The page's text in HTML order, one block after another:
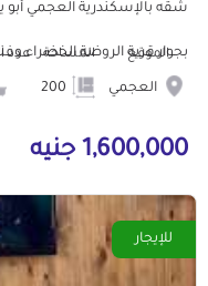
شقه بالإسكندرية العجمي
بجوار قرية الروضة الخضراء
الموقع
العجمي
المساحة عدد
1,600,000 جنيه
للإيجار